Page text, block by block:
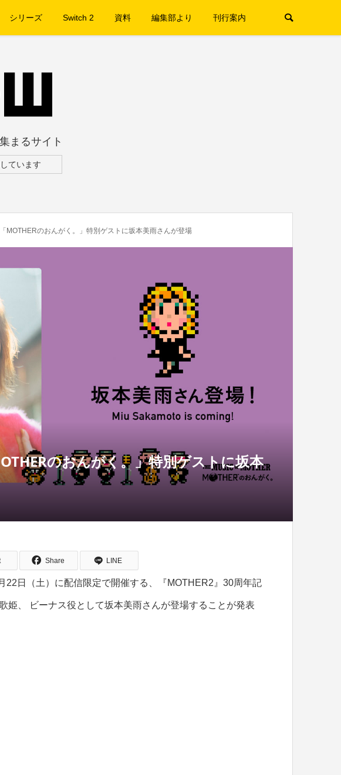
シリーズ Switch 2 資料 編集部より 刊行案内
まるサイト
ています
MOTHERのおんがく。」特別ゲストに坂本美雨さんが登場
のおんがく。」特別ゲストに坂本
Share LINE
22日（土）に配信限定で開催する、『MOTHER2』30周年記
姫、 ビーナス役として坂本美雨さんが登場することが発表